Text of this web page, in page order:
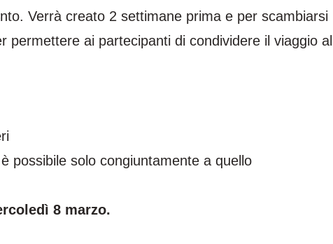
Verrà creato 2 settimane prima e per scambiarsi
permettere ai partecipanti di condividere il viaggio al
possibile solo congiuntamente a quello
8 marzo.